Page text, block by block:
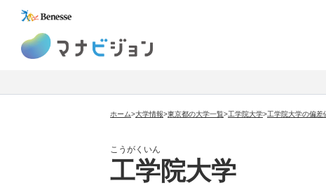
ホーム>大学情報>東京都の大学一覧>工学院大学>工学院大学の偏差
こうがくいん
工学院大学